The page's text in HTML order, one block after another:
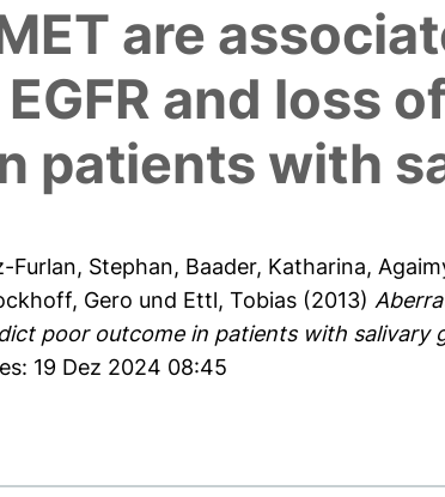
are
and loss
patients with
Furlan, Stephan, Baader, Katharina,
Gero und Ettl, Tobias (2013)
poor outcome in patients with salivary
19 Dez 2024 08:45